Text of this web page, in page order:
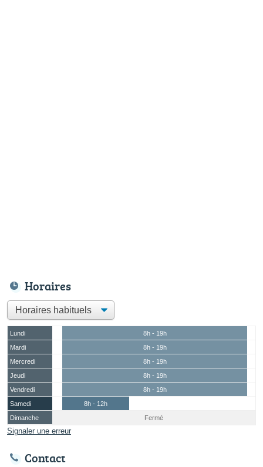
Horaires
Lundi
8h - 19h
Mardi
8h - 19h
Mercredi
8h - 19h
Jeudi
8h - 19h
Vendredi
8h - 19h
Samedi
8h - 12h
Dimanche
Fermé
Signaler une erreur
Contact